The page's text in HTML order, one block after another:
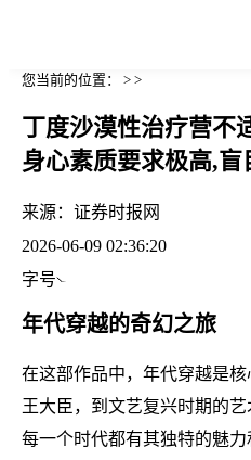
您当前的位置： > >
丁度沙漠性治疗营不
身心素质要求极高,盲
来源： 证券时报网
2026-06-09 02:36:20
字号
年代穿越的奇幻之旅
在这部作品中，年代穿越是
王大臣，到文艺复兴时期的
每一个时代都有其独特的魅